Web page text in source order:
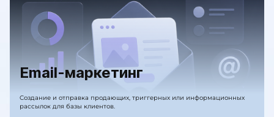
Email-маркетинг
Создание и отправка продающих, триггерных или информационных
рассылок для базы клиентов.